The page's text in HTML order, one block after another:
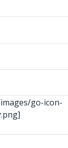
go-icon-